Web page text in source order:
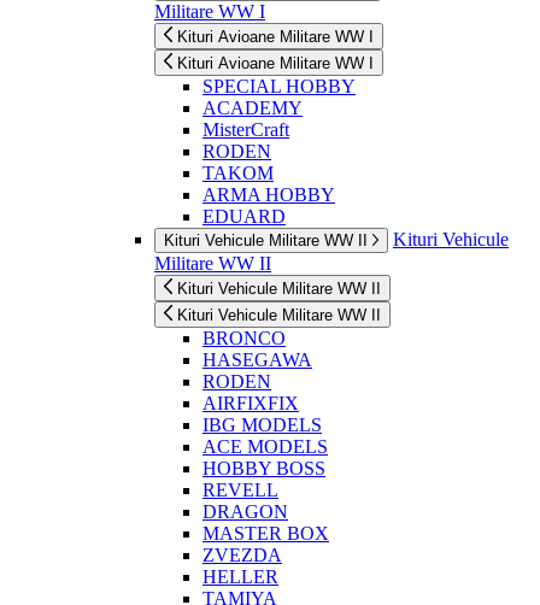
Militare WW I
Kituri Avioane Militare WW I
Kituri Avioane Militare WW I
SPECIAL HOBBY
ACADEMY
MisterCraft
RODEN
TAKOM
ARMA HOBBY
EDUARD
Kituri Vehicule Militare WW II
Kituri Vehicule
Militare WW II
Kituri Vehicule Militare WW II
Kituri Vehicule Militare WW II
BRONCO
HASEGAWA
RODEN
AIRFIXFIX
IBG MODELS
ACE MODELS
HOBBY BOSS
REVELL
DRAGON
MASTER BOX
ZVEZDA
HELLER
TAMIYA